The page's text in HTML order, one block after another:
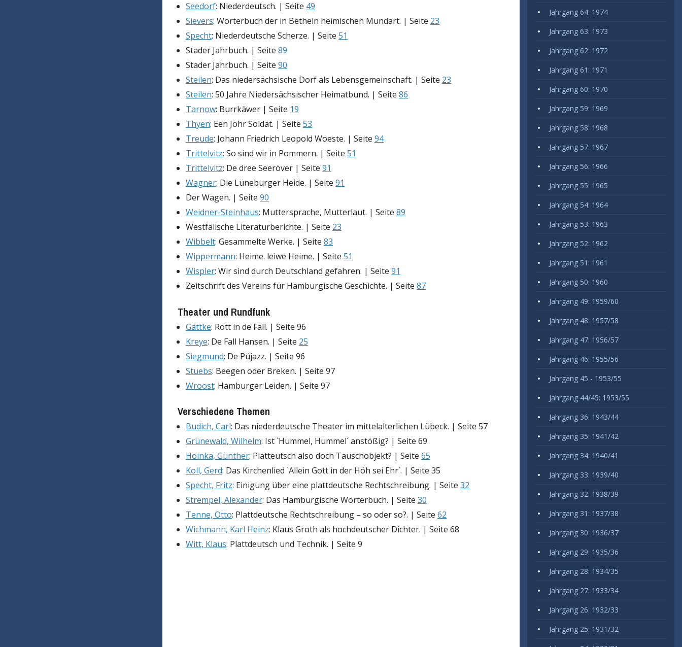
Seedorf: Niederdeutsch. | Seite 49
Sievers: Wörterbuch der in Betheln heimischen Mundart. | Seite 23
Specht: Niederdeutsche Scherze. | Seite 51
Stader Jahrbuch. | Seite 89
Stader Jahrbuch. | Seite 90
Steilen: Das niedersächsische Dorf als Lebensgemeinschaft. | Seite 23
Steilen: 50 Jahre Niedersächsischer Heimatbund. | Seite 86
Tarnow: Burrkäwer | Seite 19
Thyen: Een Johr Soldat. | Seite 53
Treude: Johann Friedrich Leopold Woeste. | Seite 94
Trittelvitz: So sind wir in Pommern. | Seite 51
Trittelvitz: De dree Seeröver | Seite 91
Wagner: Die Lüneburger Heide. | Seite 91
Der Wagen. | Seite 90
Weidner-Steinhaus: Muttersprache, Mutterlaut. | Seite 89
Westfälische Literaturberichte. | Seite 23
Wibbelt: Gesammelte Werke. | Seite 83
Wippermann: Heime. leiwe Heime. | Seite 51
Wispler: Wir sind durch Deutschland gefahren. | Seite 91
Zeitschrift des Vereins für Hamburgische Geschichte. | Seite 87
Theater und Rundfunk
Gättke: Rott in de Fall. | Seite 96
Kreye: De Fall Hansen. | Seite 25
Siegmund: De Püjazz. | Seite 96
Stuebs: Beegen oder Breken. | Seite 97
Wroost: Hamburger Leiden. | Seite 97
Verschiedene Themen
Budich, Carl: Das niederdeutsche Theater im mittelalterlichen Lübeck. | Seite 57
Grünewald, Wilhelm: Ist `Hummel, Hummel´ anstößig? | Seite 69
Hoinka, Günther: Platteutsch also doch Tauschobjekt? | Seite 65
Koll, Gerd: Das Kirchenlied `Allein Gott in der Höh sei Ehr´. | Seite 35
Specht, Fritz: Einigung über eine plattdeutsche Rechtschreibung. | Seite 32
Strempel, Alexander: Das Hamburgische Wörterbuch. | Seite 30
Tenne, Otto: Plattdeutsche Rechtschreibung – so oder so?. | Seite 62
Wichmann, Karl Heinz: Klaus Groth als hochdeutscher Dichter. | Seite 68
Witt, Klaus: Plattdeutsch und Technik. | Seite 9
Jahrgang 64: 1974
Jahrgang 63: 1973
Jahrgang 62: 1972
Jahrgang 61: 1971
Jahrgang 60: 1970
Jahrgang 59: 1969
Jahrgang 58: 1968
Jahrgang 57: 1967
Jahrgang 56: 1966
Jahrgang 55: 1965
Jahrgang 54: 1964
Jahrgang 53: 1963
Jahrgang 52: 1962
Jahrgang 51: 1961
Jahrgang 50: 1960
Jahrgang 49: 1959/60
Jahrgang 48: 1957/58
Jahrgang 47: 1956/57
Jahrgang 46: 1955/56
Jahrgang 45 - 1953/55
Jahrgang 44/45: 1953/55
Jahrgang 36: 1943/44
Jahrgang 35: 1941/42
Jahrgang 34: 1940/41
Jahrgang 33: 1939/40
Jahrgang 32: 1938/39
Jahrgang 31: 1937/38
Jahrgang 30: 1936/37
Jahrgang 29: 1935/36
Jahrgang 28: 1934/35
Jahrgang 27: 1933/34
Jahrgang 26: 1932/33
Jahrgang 25: 1931/32